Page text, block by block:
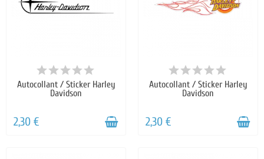
Autocollant / Sticker Harley
Davidson
2,30 €
Autocollant / Sticker Harley
Davidson
2,30 €